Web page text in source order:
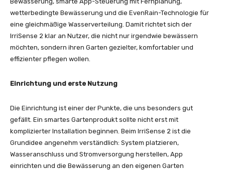
wetterbedingte Bewässerung und die EvenRain-Technologie für
eine gleichmäßige Wasserverteilung. Damit richtet sich der
IrriSense 2 klar an Nutzer, die nicht nur irgendwie bewässern
möchten, sondern ihren Garten gezielter, komfortabler und
effizienter pflegen wollen.
Einrichtung und erste Nutzung
Die Einrichtung ist einer der Punkte, die uns besonders gut
gefällt. Ein smartes Gartenprodukt sollte nicht erst mit
komplizierter Installation beginnen. Beim IrriSense 2 ist die
Grundidee angenehm verständlich: System platzieren,
Wasseranschluss und Stromversorgung herstellen, App
einrichten und die Bewässerung an den eigenen Garten